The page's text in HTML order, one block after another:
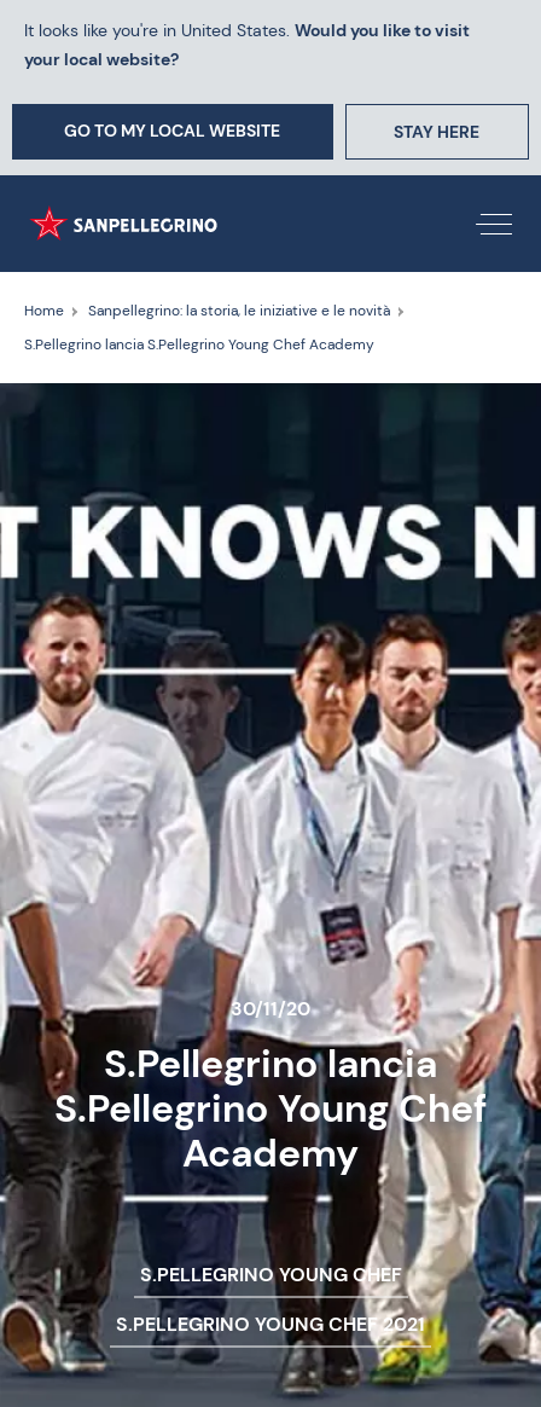
It looks like you're in United States. Would you like to visit
your local website?
GO TO MY LOCAL WEBSITE STAY HERE
Home
Sanpellegrino: la storia, le iniziative e le novità
S.Pellegrino lancia S.Pellegrino Young Chef Academy
30/11/20
S.PELLEGRINO YOUNG CHEF
S.PELLEGRINO YOUNG CHEF 2021
S.Pellegrino lancia
S.Pellegrino Young Chef
Academy